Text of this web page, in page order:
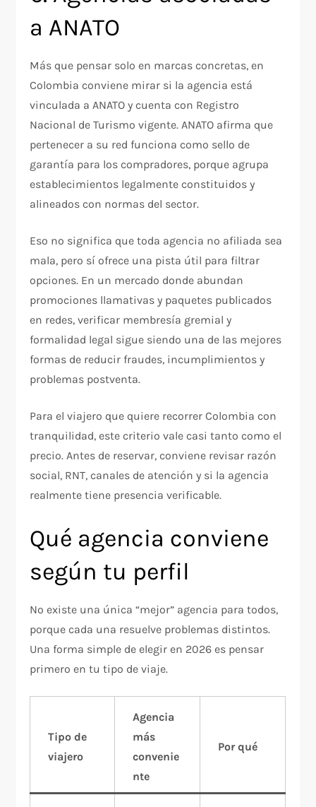
a ANATO
Más que pensar solo en marcas concretas, en
Colombia conviene mirar si la agencia está
vinculada a ANATO y cuenta con Registro
Nacional de Turismo vigente. ANATO afirma que
pertenecer a su red funciona como sello de
garantía para los compradores, porque agrupa
establecimientos legalmente constituidos y
alineados con normas del sector.
Eso no significa que toda agencia no afiliada sea
mala, pero sí ofrece una pista útil para filtrar
opciones. En un mercado donde abundan
promociones llamativas y paquetes publicados
en redes, verificar membresía gremial y
formalidad legal sigue siendo una de las mejores
formas de reducir fraudes, incumplimientos y
problemas postventa.
Para el viajero que quiere recorrer Colombia con
tranquilidad, este criterio vale casi tanto como el
precio. Antes de reservar, conviene revisar razón
social, RNT, canales de atención y si la agencia
realmente tiene presencia verificable.
Qué agencia conviene
según tu perfil
No existe una única “mejor” agencia para todos,
porque cada una resuelve problemas distintos.
Una forma simple de elegir en 2026 es pensar
primero en tu tipo de viaje.
Tipo de
viajero
Agencia
más
convenie
nte
Por qué